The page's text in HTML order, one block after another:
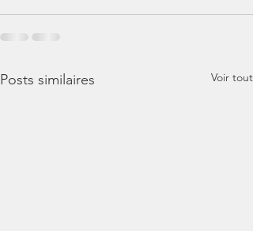
Posts similaires Voir tout